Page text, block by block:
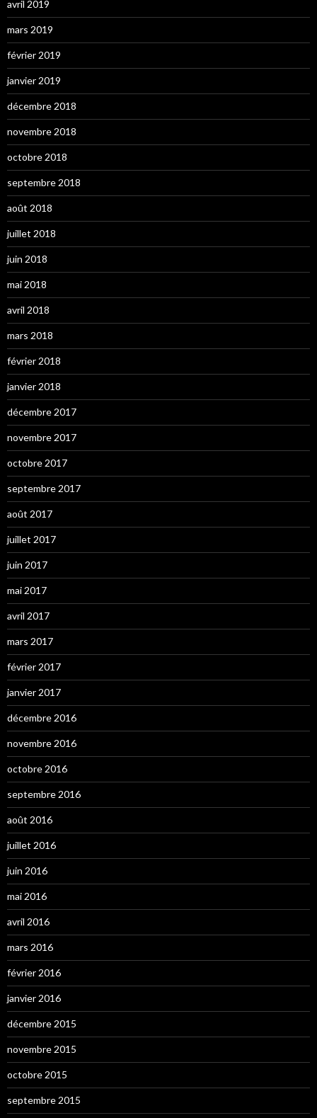
avril 2019
mars 2019
février 2019
janvier 2019
décembre 2018
novembre 2018
octobre 2018
septembre 2018
août 2018
juillet 2018
juin 2018
mai 2018
avril 2018
mars 2018
février 2018
janvier 2018
décembre 2017
novembre 2017
octobre 2017
septembre 2017
août 2017
juillet 2017
juin 2017
mai 2017
avril 2017
mars 2017
février 2017
janvier 2017
décembre 2016
novembre 2016
octobre 2016
septembre 2016
août 2016
juillet 2016
juin 2016
mai 2016
avril 2016
mars 2016
février 2016
janvier 2016
décembre 2015
novembre 2015
octobre 2015
septembre 2015